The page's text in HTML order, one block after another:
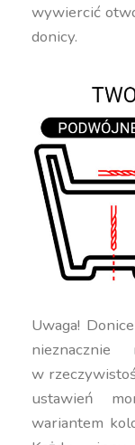
wywiercić
donicy.
Uwaga!
w
ustawień
wariantem